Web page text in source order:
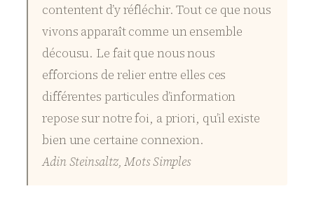
contentent d’y réfléchir. Tout ce que nous
vivons apparaît comme un ensemble
décousu. Le fait que nous nous
efforcions de relier entre elles ces
différentes particules d’information
repose sur notre foi, a priori, qu’il existe
bien une certaine connexion.
Adin Steinsaltz, Mots Simples